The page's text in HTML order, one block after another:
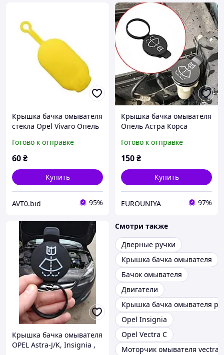
Крышка бачка омывателя
стекла Opel Vivaro Опель
7700812930 6001548742
Готово к отправке
60₴
Купить
AVT0.bid 95%
Крышка бачка омывателя
Опель Астра Корса
Opel
Готово к отправке
150₴
Купить
EUROUNIYA 97%
Крышка бачка омывателя
OPEL Astra-J/K, Insignia ,
Смотри также
Дверные ручки
Крышка бачка омывателя
Бачок омывателя
Двигатели
Крышка бачка омывателя
Opel Insignia
Opel Vectra C
Моторчик омывателя vectra